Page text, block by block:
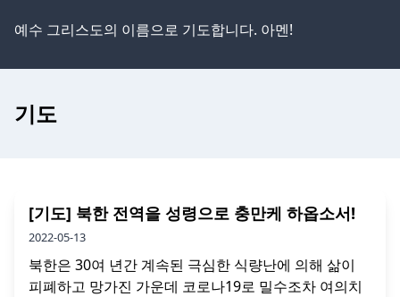
예수 그리스도의 이름으로 기도합니다. 아멘!
기도
[기도] 북한 전역을 성령으로 충만케 하옵소서!
2022-05-13
북한은 30여 년간 계속된 극심한 식량난에 의해 삶이
피폐하고 망가진 가운데 코로나19로 밀수조차 여의치